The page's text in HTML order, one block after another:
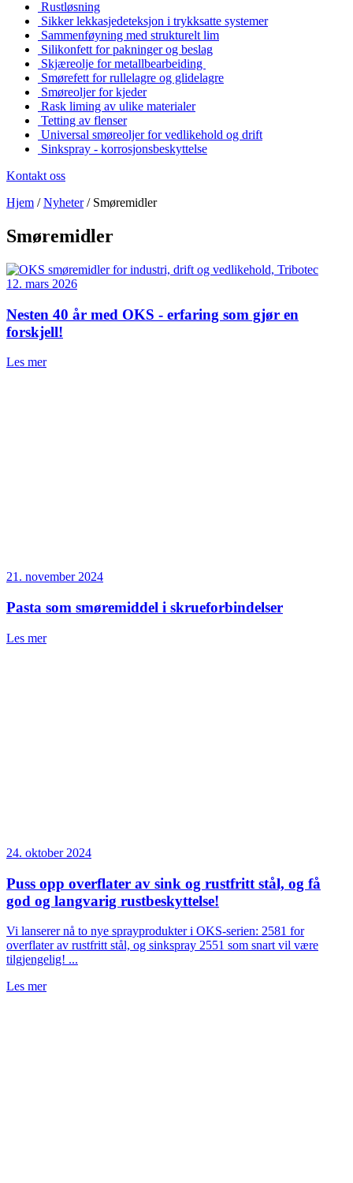
Rustløsning
Sikker lekkasjedeteksjon i trykksatte systemer
Sammenføyning med strukturelt lim
Silikonfett for pakninger og beslag
Skjæreolje for metallbearbeiding
Smørefett for rullelagre og glidelagre
Smøreoljer for kjeder
Rask liming av ulike materialer
Tetting av flenser
Universal smøreoljer for vedlikehold og drift
Sinkspray - korrosjonsbeskyttelse
Kontakt oss
Hjem /Nyheter/ Smøremidler
Smøremidler
12. mars 2026
Nesten 40 år med OKS - erfaring som gjør en
forskjell!
Les mer
21. november 2024
Pasta som smøremiddel i skrueforbindelser
Les mer
24. oktober 2024
Puss opp overflater av sink og rustfritt stål, og få
god og langvarig rustbeskyttelse!
Vi lanserer nå to nye sprayprodukter i OKS-serien: 2581 for
overflater av rustfritt stål, og sinkspray 2551 som snart vil være
tilgjengelig! ...
Les mer